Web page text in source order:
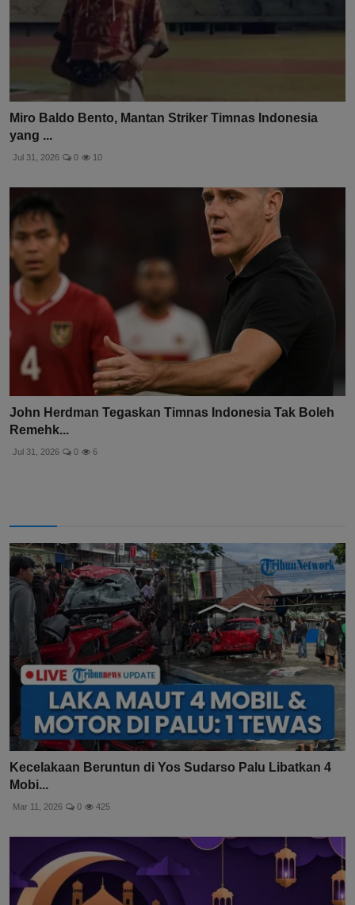
Miro Baldo Bento, Mantan Striker Timnas Indonesia
yang ...
Jul 31, 2026 0 10
John Herdman Tegaskan Timnas Indonesia Tak Boleh
Remehk...
Jul 31, 2026 0 6
Kecelakaan Beruntun di Yos Sudarso Palu Libatkan 4
Mobi...
Mar 11, 2026 0 425